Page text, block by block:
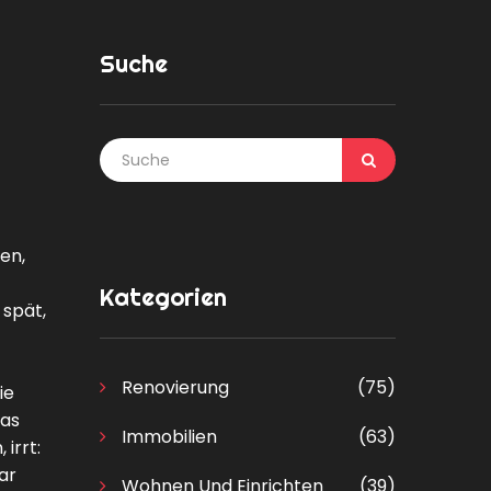
irrt:
Suche
Kategorien
Renovierung
(75)
Immobilien
(63)